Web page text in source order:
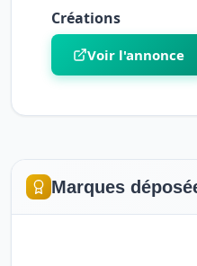
Créations
Voir l'annonce
Marques